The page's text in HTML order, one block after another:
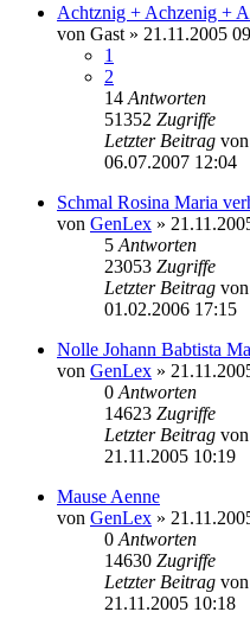
Achtznig + Achzenig +
von Gast » 21.11.2005
1
2
14 Antworten
51352 Zugriffe
Letzter Beitrag von
06.07.2007 12:04
Schmal Rosina Maria
von GenLex »
5 Antworten
23053 Zugriffe
Letzter Beitrag von
01.02.2006 17:15
Nolle Johann Babtista
von GenLex »
0 Antworten
14623 Zugriffe
Letzter Beitrag von
21.11.2005 10:19
Mause Aenne
von GenLex »
0 Antworten
14630 Zugriffe
Letzter Beitrag von
21.11.2005 10:18